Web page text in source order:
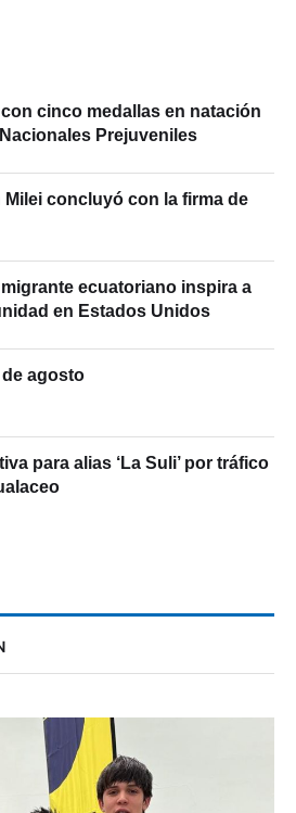
cinco medallas en natación
Prejuveniles
Milei concluyó con la firma de
ecuatoriano inspira a
en Estados Unidos
agosto
para alias ‘La Suli’ por tráfico